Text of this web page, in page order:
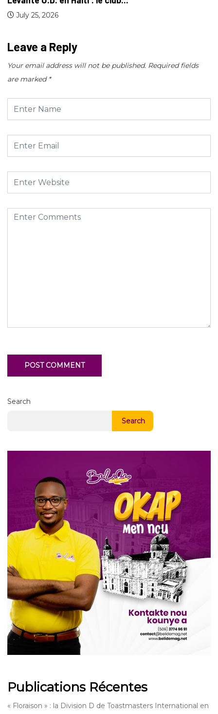
July 19, 2026
Leave a Reply
Your email address will not be published. Required fields
are marked *
Search
Search
Publications Récentes
« Floraison » : la Division D de Toastmasters International en